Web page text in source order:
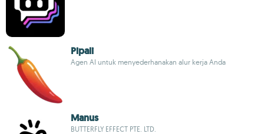
Pipali
Agen AI untuk menyederhanakan alur kerja Anda
Manus
BUTTERFLY EFFECT PTE. LTD.